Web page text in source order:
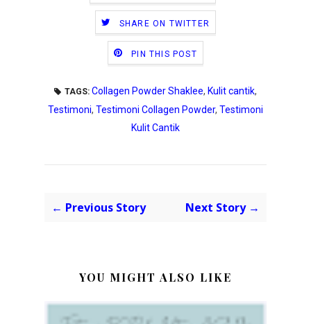
SHARE ON TWITTER
PIN THIS POST
TAGS: Collagen Powder Shaklee, Kulit cantik,
Testimoni, Testimoni Collagen Powder, Testimoni
Kulit Cantik
← Previous Story Next Story →
YOU MIGHT ALSO LIKE